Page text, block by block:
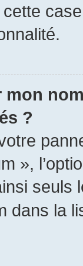
?
»,
seuls
dans la